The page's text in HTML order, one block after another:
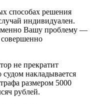
способах решения
индивидуален.
Вашу проблему —
совершенно
не прекратит
судом накладывается
размером 5000
рублей.